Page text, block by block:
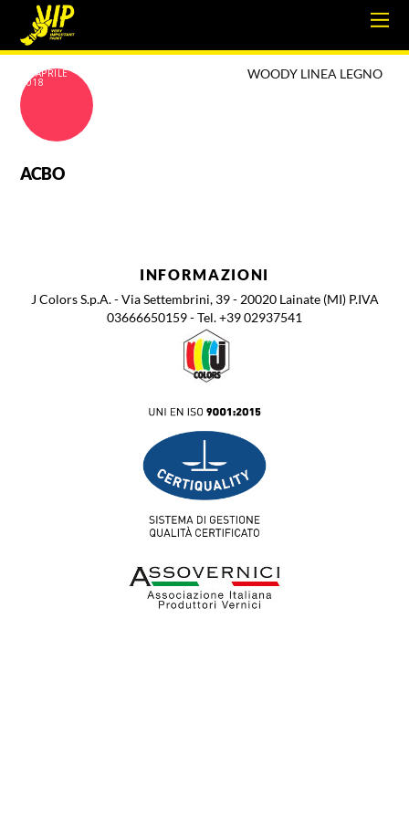
18 APRILE
2018
ACBO
WOODY LINEA LEGNO
INFORMAZIONI
J Colors S.p.A. - Via Settembrini, 39 - 20020 Lainate (MI) P.IVA
03666650159 - Tel. +39 02937541